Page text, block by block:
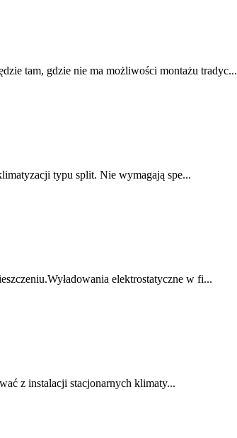
tam, gdzie nie ma możliwości montażu tradyc...
typu split. Nie wymagają spe...
elektrostatyczne w fi...
z instalacji stacjonarnych klimaty...